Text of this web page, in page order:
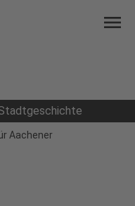
menu
Aachener